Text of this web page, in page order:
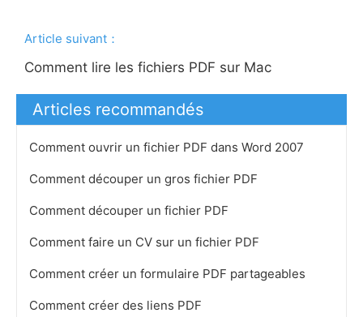
Article suivant：
Comment lire les fichiers PDF sur Mac
Articles recommandés
Comment ouvrir un fichier PDF dans Word 2007
Comment découper un gros fichier PDF
Comment découper un fichier PDF
Comment faire un CV sur un fichier PDF
Comment créer un formulaire PDF partageables
Comment créer des liens PDF